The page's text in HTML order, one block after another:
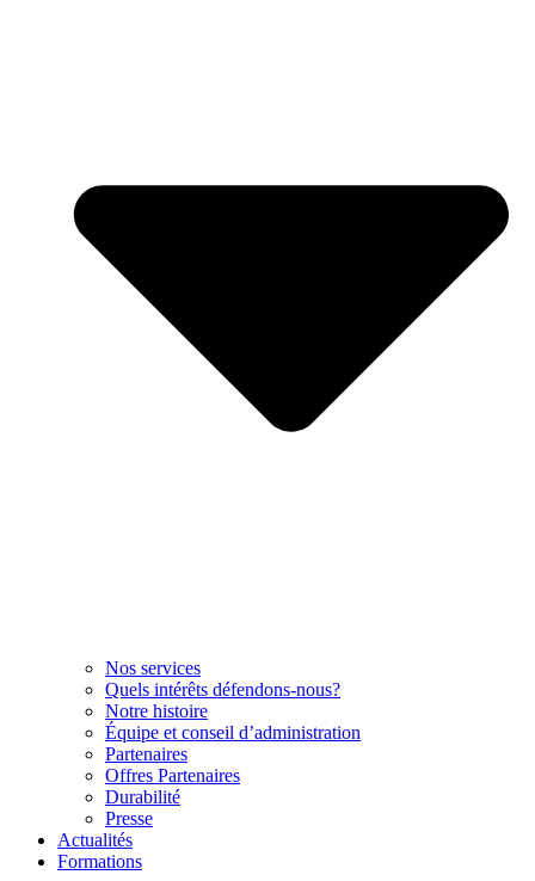
Nos services
Quels intérêts défendons-nous?
Notre histoire
Équipe et conseil d’administration
Partenaires
Offres Partenaires
Durabilité
Presse
Actualités
Formations